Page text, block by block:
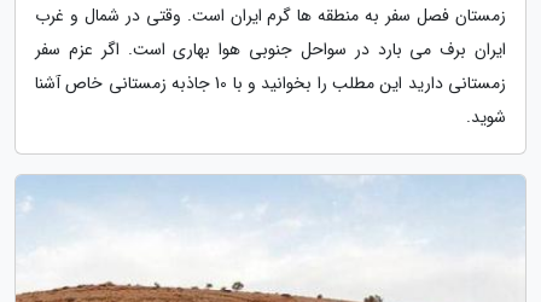
زمستان فصل سفر به منطقه ها گرم ایران است. وقتی در شمال و غرب
ایران برف می بارد در سواحل جنوبی هوا بهاری است. اگر عزم سفر
زمستانی دارید این مطلب را بخوانید و با 10 جاذبه زمستانی خاص آشنا
شوید.